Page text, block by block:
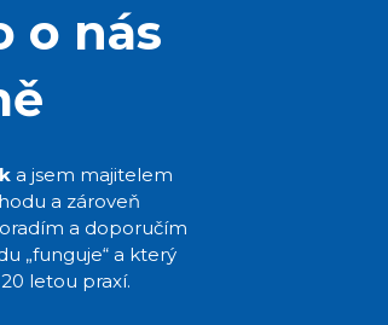
o nás
a jsem majitelem
a zároveň
a doporučím
„funguje“ a který
letou praxí.